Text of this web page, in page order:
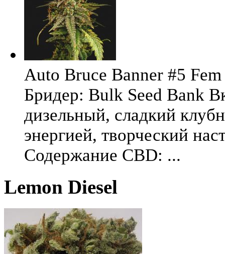
Auto Bruce Banner #5
Бридер: Bulk Seed Bank
дизельный, сладкий
энергией, творческий
Содержание CBD: ...
Lemon Diesel